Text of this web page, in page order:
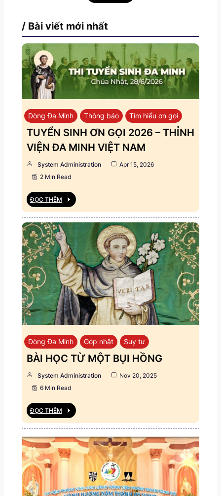
/ Bài viết mới nhất
Dòng Đa Minh Thông báo Tìm hiểu ơn gọi
TUYỂN SINH ƠN GỌI 2026 – THỈNH
VIỆN ĐA MINH VIỆT NAM
System Administration
Apr 15, 2026
2 Min Read
ĐỌC THÊM
Dòng Đa Minh Góp nhặt Suy tư
BÀI HỌC TỪ MỘT BỤI HỒNG
System Administration
Nov 20, 2025
6 Min Read
ĐỌC THÊM